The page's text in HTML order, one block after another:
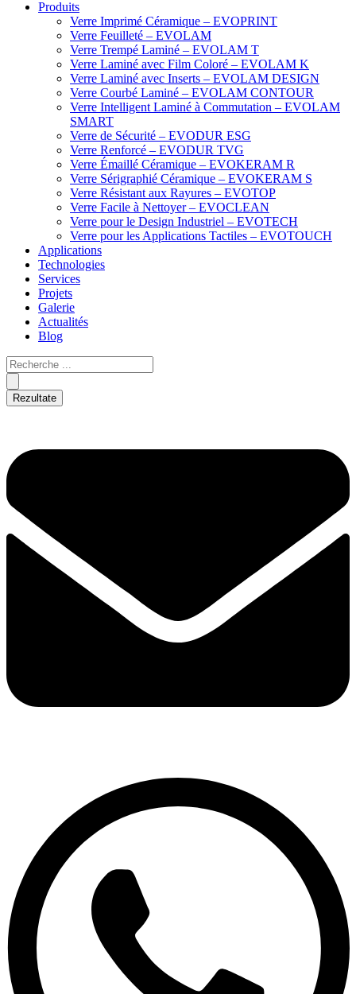
Produits
Verre Imprimé Céramique – EVOPRINT
Verre Feuilleté – EVOLAM
Verre Trempé Laminé – EVOLAM T
Verre Laminé avec Film Coloré – EVOLAM K
Verre Laminé avec Inserts – EVOLAM DESIGN
Verre Courbé Laminé – EVOLAM CONTOUR
Verre Intelligent Laminé à Commutation – EVOLAM
SMART
Verre de Sécurité – EVODUR ESG
Verre Renforcé – EVODUR TVG
Verre Émaillé Céramique – EVOKERAM R
Verre Sérigraphié Céramique – EVOKERAM S
Verre Résistant aux Rayures – EVOTOP
Verre Facile à Nettoyer – EVOCLEAN
Verre pour le Design Industriel – EVOTECH
Verre pour les Applications Tactiles – EVOTOUCH
Applications
Technologies
Services
Projets
Galerie
Actualités
Blog
Rezultate